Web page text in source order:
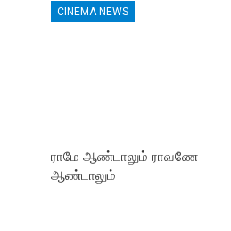
CINEMA NEWS
ராமே ஆண்டாலும் ராவணே
ஆண்டாலும்